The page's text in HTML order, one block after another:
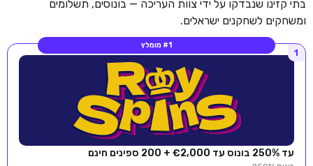
בתי קזינו שנבדקו על ידי צוות העריכה — בונוסים, תשלומים
ומשחקים לשחקנים ישראלים.
#1 מומלץ
1
עד 250% בונוס עד €2,000 + 200 ספינים חינם